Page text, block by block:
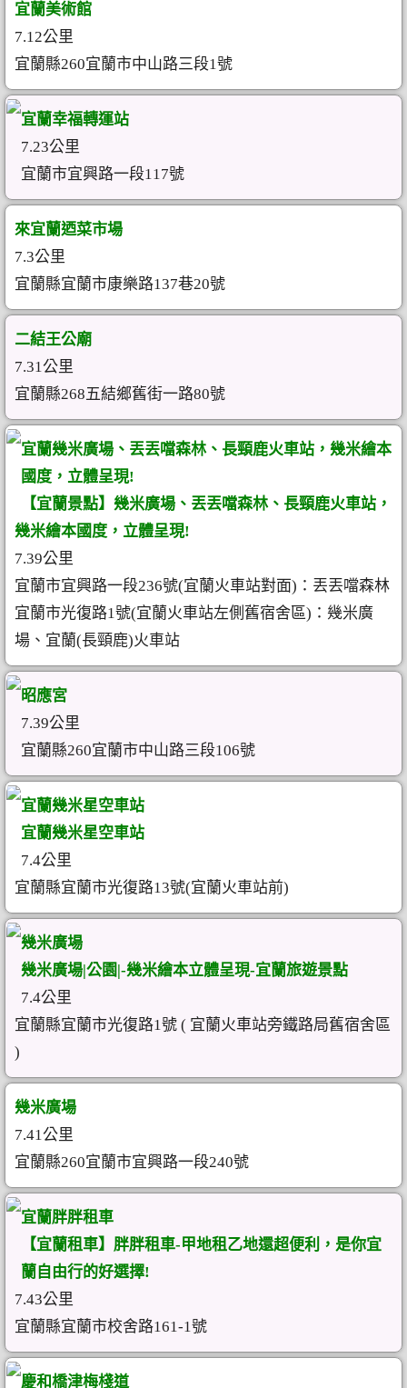
宜蘭美術館
7.12公里
宜蘭縣260宜蘭市中山路三段1號
宜蘭幸福轉運站
7.23公里
宜蘭市宜興路一段117號
來宜蘭迺菜市場
7.3公里
宜蘭縣宜蘭市康樂路137巷20號
二結王公廟
7.31公里
宜蘭縣268五結鄉舊街一路80號
宜蘭幾米廣場、丟丟噹森林、長頸鹿火車站，幾米繪本
國度，立體呈現!
【宜蘭景點】幾米廣場、丟丟噹森林、長頸鹿火車站，
幾米繪本國度，立體呈現!
7.39公里
宜蘭市宜興路一段236號(宜蘭火車站對面)：丟丟噹森林
宜蘭市光復路1號(宜蘭火車站左側舊宿舍區)：幾米廣
場、宜蘭(長頸鹿)火車站
昭應宮
7.39公里
宜蘭縣260宜蘭市中山路三段106號
宜蘭幾米星空車站
宜蘭幾米星空車站
7.4公里
宜蘭縣宜蘭市光復路13號(宜蘭火車站前)
幾米廣場
幾米廣場|公園|-幾米繪本立體呈現-宜蘭旅遊景點
7.4公里
宜蘭縣宜蘭市光復路1號 ( 宜蘭火車站旁鐵路局舊宿舍區
)
幾米廣場
7.41公里
宜蘭縣260宜蘭市宜興路一段240號
宜蘭胖胖租車
【宜蘭租車】胖胖租車-甲地租乙地還超便利，是你宜
蘭自由行的好選擇!
7.43公里
宜蘭縣宜蘭市校舍路161-1號
慶和橋津梅棧道